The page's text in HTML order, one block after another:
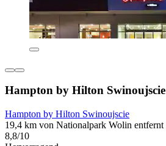
Hampton by Hilton Swinoujscie
Hampton by Hilton Swinoujscie
19,4 km von Nationalpark Wolin entfernt
8,8/10